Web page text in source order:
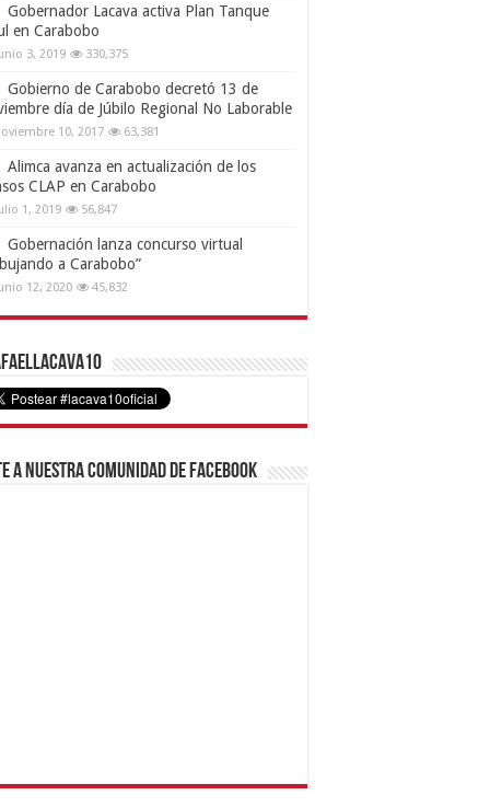
Gobernador Lacava activa Plan Tanque
en Carabobo
3, 2019 330,375
Gobierno de Carabobo decretó 13 de
día de Júbilo Regional No Laborable
10, 2017 63,381
Alimca avanza en actualización de los
CLAP en Carabobo
1, 2019 56,847
Gobernación lanza concurso virtual
a Carabobo”
12, 2020 45,832
a nuestra comunidad de Facebook